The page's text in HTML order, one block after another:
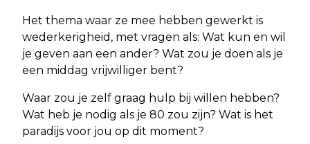
Het thema waar ze mee hebben gewerkt is
wederkerigheid, met vragen als: Wat kun en wil
je geven aan een ander? Wat zou je doen als je
een middag vrijwilliger bent?
Waar zou je zelf graag hulp bij willen hebben?
Wat heb je nodig als je 80 zou zijn? Wat is het
paradijs voor jou op dit moment?